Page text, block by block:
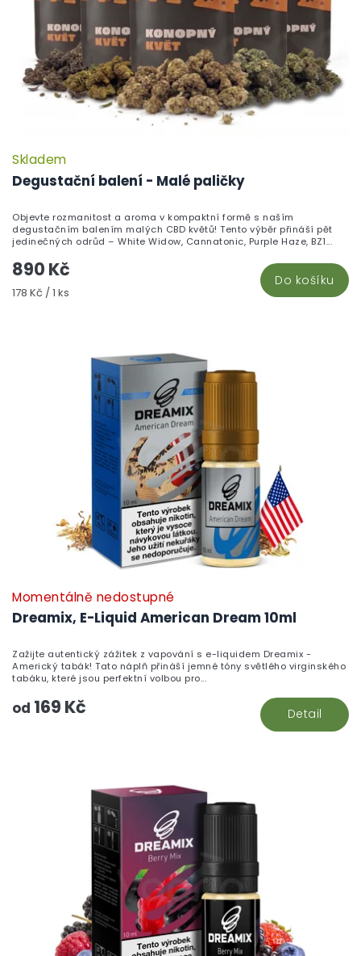
Degustační balení - Malé paličky
Skladem
890 Kč
Měrná
178 Kč / 1 ks
Do košíku
Objevte rozmanitost a aroma v kompaktní formě s naším
degustačním balením malých CBD květů! Tento výběr přináší pět
jedinečných odrůd – White Widow, Cannatonic, Purple Haze, BZ1...
Dreamix, E-Liquid American Dream 10ml
Momentálně nedostupné
od 169 Kč Detail
Zažijte autentický zážitek z vapování s e-liquidem Dreamix -
Americký tabák! Tato náplň přináší jemné tóny světlého virginského
tabáku, které jsou perfektní volbou pro...